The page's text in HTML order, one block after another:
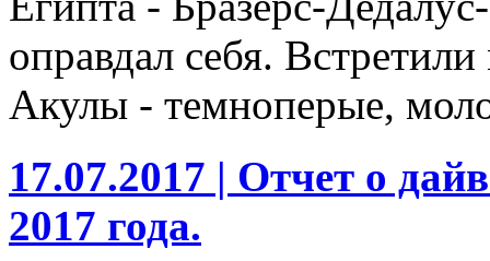
оправдал себя.
Акулы - темноперые,
17.07.2017 | Отчет о
2017 года.